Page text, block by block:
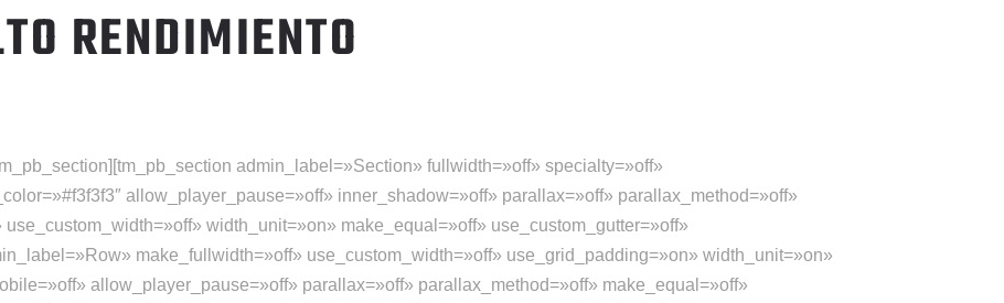
RENDIMIENTO
admin_label=»Section» fullwidth=»off» specialty=»off»
allow_player_pause=»off» inner_shadow=»off» parallax=»off» parallax_method=»off»
width_unit=»on» make_equal=»off» use_custom_gutter=»off»
make_fullwidth=»off» use_custom_width=»off» use_grid_padding=»on» width_unit=»on»
allow_player_pause=»off» parallax=»off» parallax_method=»off» make_equal=»off»